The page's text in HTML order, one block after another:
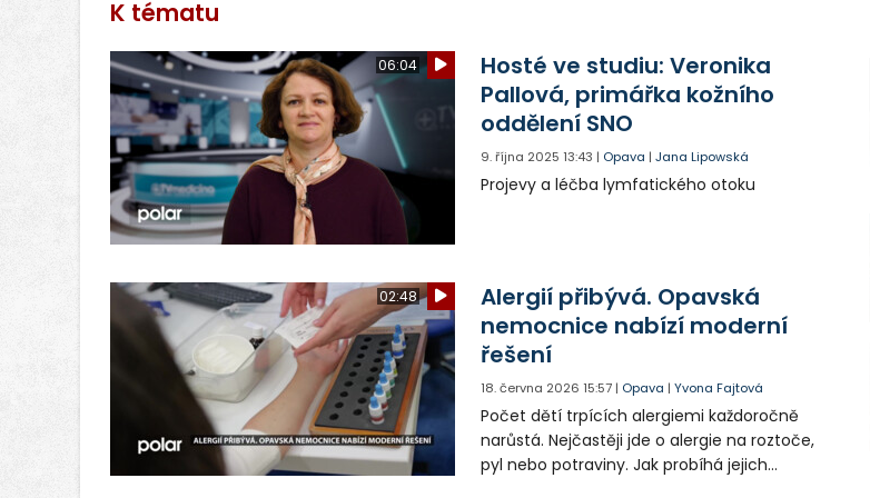
K tématu
06:04
Hosté ve studiu: Veronika
Pallová, primářka kožního
oddělení SNO
9. října 2025 13:43 | Opava |Jana Lipowská
Projevy a léčba lymfatického otoku
02:48
Alergií přibývá. Opavská
nemocnice nabízí moderní
řešení
18. června 2026 15:57 | Opava |Yvona Fajtová
Počet dětí trpících alergiemi každoročně
narůstá. Nejčastěji jde o alergie na roztoče,
pyl nebo potraviny. Jak probíhá jejich